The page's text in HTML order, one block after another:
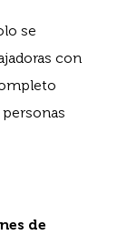
se
con
de